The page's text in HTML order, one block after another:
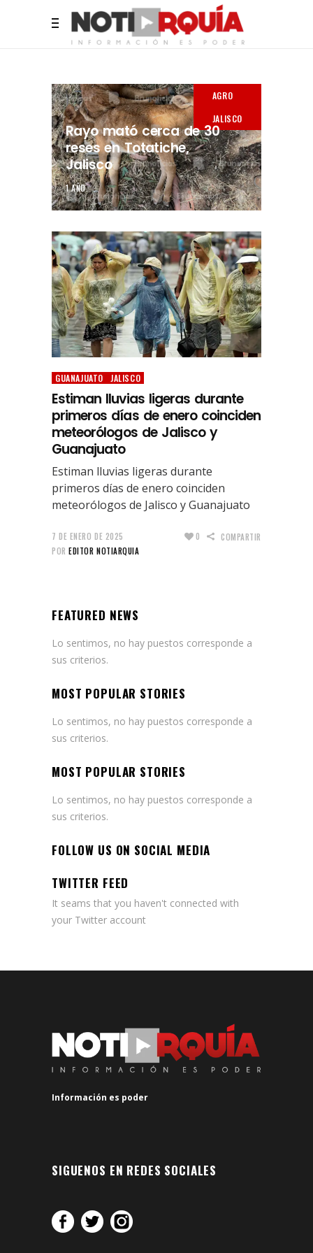
AGRO
JALISCO
Rayo mató cerca de 30
reses en Totatiche,
Jalisco
1 AÑO.
GUANAJUATO JALISCO
Estiman lluvias ligeras durante
primeros días de enero coinciden
meteorólogos de Jalisco y
Guanajuato
Estiman lluvias ligeras durante
primeros días de enero coinciden
meteorólogos de Jalisco y Guanajuato
7 DE ENERO DE 2025
POR EDITOR NOTIARQUIA
0 COMPARTIR
FEATURED NEWS
Lo sentimos, no hay puestos corresponde a
sus criterios.
MOST POPULAR STORIES
Lo sentimos, no hay puestos corresponde a
sus criterios.
MOST POPULAR STORIES
Lo sentimos, no hay puestos corresponde a
sus criterios.
FOLLOW US ON SOCIAL MEDIA
TWITTER FEED
It seams that you haven't connected with
your Twitter account
Información es poder
SIGUENOS EN REDES SOCIALES